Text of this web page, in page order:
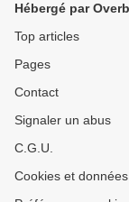
Hébergé par
Top articles
Pages
Contact
Signaler un abus
C.G.U.
Cookies et